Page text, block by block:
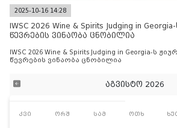
2025-10-16 14:28
IWSC 2026 Wine & Spirits Judging in
წევრების ვინაობა ცნობილია
IWSC 2026 Wine & Spirits Judging in Georgia-ს
წევრების ვინაობა ცნობილია
აგვისტო 2026
კვი ორშ სამ ოთხ